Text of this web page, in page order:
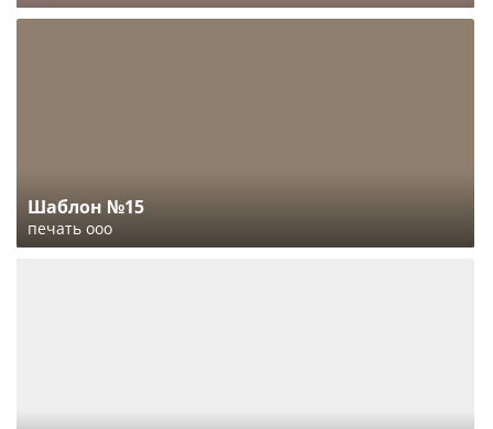
Шаблон №15
печать ооо